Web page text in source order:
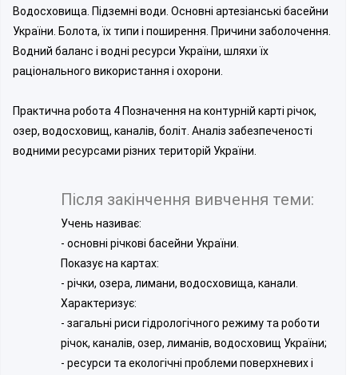
Водосховища. Підземні води. Основні артезіанські басейни
України. Болота, їх типи і поширення. Причини заболочення.
Водний баланс і водні ресурси України, шляхи їх
раціонального використання і охорони.
Практична робота 4 Позначення на контурній карті річок,
озер, водосховищ, каналів, боліт. Аналіз забезпеченості
водними ресурсами різних територій України.
Після закінчення вивчення теми:
Учень називає:
- основні річкові басейни України.
Показує на картах:
- річки, озера, лимани, водосховища, канали.
Характеризує:
- загальні риси гідрологічного режиму та роботи
річок, каналів, озер, лиманів, водосховищ України;
- ресурси та екологічні проблеми поверхневих і